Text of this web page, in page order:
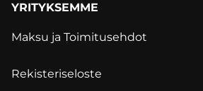
YRITYKSEMME
Maksu ja Toimitusehdot
Rekisteriseloste